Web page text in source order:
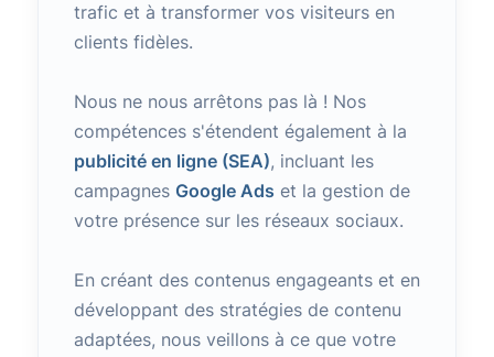
trafic et à transformer vos visiteurs en
clients fidèles.
Nous ne nous arrêtons pas là ! Nos
compétences s'étendent également à la
publicité en ligne (SEA), incluant les
campagnes Google Ads et la gestion de
votre présence sur les réseaux sociaux.
En créant des contenus engageants et en
développant des stratégies de contenu
adaptées, nous veillons à ce que votre